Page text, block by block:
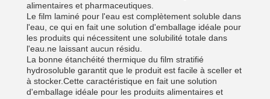
alimentaires et pharmaceutiques.
Le film laminé pour l'eau est complètement soluble dans
l'eau, ce qui en fait une solution d'emballage idéale pour
les produits qui nécessitent une solubilité totale dans
l'eau.ne laissant aucun résidu.
La bonne étanchéité thermique du film stratifié
hydrosoluble garantit que le produit est facile à sceller et
à stocker.Cette caractéristique en fait une solution
d'emballage idéale pour les produits alimentaires et